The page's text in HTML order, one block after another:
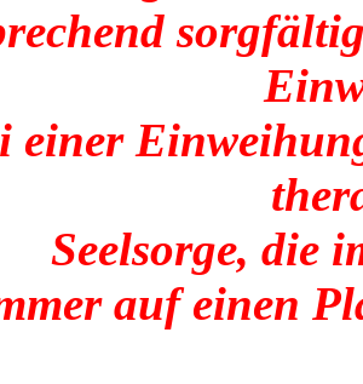
einer
Seelsorge, die
auf einen